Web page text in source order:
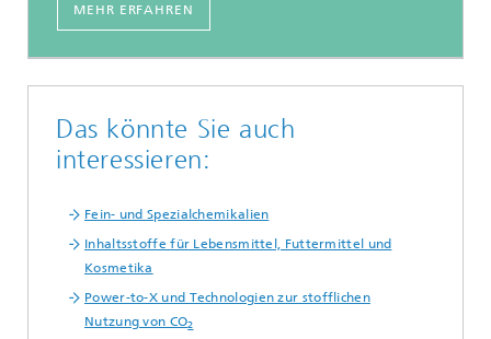
MEHR ERFAHREN
Das könnte Sie auch
interessieren:
Fein- und Spezialchemikalien
Inhaltsstoffe für Lebensmittel, Futtermittel und
Kosmetika
Power-to-X und Technologien zur stofflichen
Nutzung von CO2